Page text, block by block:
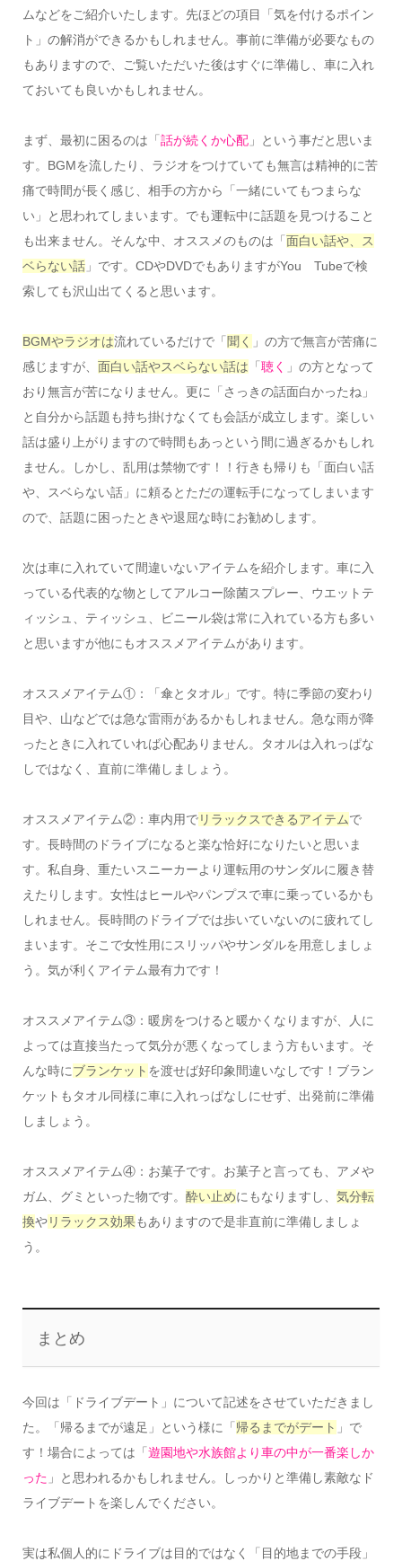
ムなどをご紹介いたします。先ほどの項目「気を付けるポイン
ト」の解消ができるかもしれません。事前に準備が必要なもの
もありますので、ご覧いただいた後はすぐに準備し、車に入れ
ておいても良いかもしれません。
まず、最初に困るのは「話が続くか心配」という事だと思いま
す。BGMを流したり、ラジオをつけていても無言は精神的に苦
痛で時間が長く感じ、相手の方から「一緒にいてもつまらな
い」と思われてしまいます。でも運転中に話題を見つけること
も出来ません。そんな中、オススメのものは「面白い話や、ス
ベらない話」です。CDやDVDでもありますがYou Tubeで検
索しても沢山出てくると思います。
BGMやラジオは流れているだけで「聞く
」の方で無言が苦痛に
感じますが、 面白い話やスベらない話は 「聴く
」の方となって
おり無言が苦になりません。更に「さっきの話面白かったね」
と自分から話題も持ち掛けなくても会話が成立します。楽しい
話は盛り上がりますので時間もあっという間に過ぎるかもしれ
ません。しかし、乱用は禁物です！！行きも帰りも「面白い話
や、スベらない話」に頼るとただの運転手になってしまいます
ので、話題に困ったときや退屈な時にお勧めします。
次は車に入れていて間違いないアイテムを紹介します。車に入
っている代表的な物としてアルコー除菌スプレー、ウエットテ
ィッシュ、ティッシュ、ビニール袋は常に入れている方も多い
と思いますが他にもオススメアイテムがあります。
オススメアイテム①：「傘とタオル」です。特に季節の変わり
目や、山などでは急な雷雨があるかもしれません。急な雨が降
ったときに入れていれば心配ありません。タオルは入れっぱな
しではなく、直前に準備しましょう。
オススメアイテム②：車内用でリラックスできるアイテムで
す。長時間のドライブになると楽な恰好になりたいと思いま
す。私自身、重たいスニーカーより運転用のサンダルに履き替
えたりします。女性はヒールやパンプスで車に乗っているかも
しれません。長時間のドライブでは歩いていないのに疲れてし
まいます。そこで女性用にスリッパやサンダルを用意しましょ
う。気が利くアイテム最有力です！
オススメアイテム③：暖房をつけると暖かくなりますが、人に
よっては直接当たって気分が悪くなってしまう方もいます。そ
んな時にブランケット を渡せば好印象間違いなしです！ブラン
ケットもタオル同様に車に入れっぱなしにせず、出発前に準備
しましょう。
オススメアイテム④：お菓子です。お菓子と言っても、アメや
ガム、グミといった物です。 酔い止めにもなりますし、 気分転
換やリラックス効果もありますので是非直前に準備しましょ
う。
まとめ
今回は「ドライブデート」について記述をさせていただきまし
た。「帰るまでが遠足」という様に「帰るまでがデート 」で
す！場合によっては「遊園地や水族館より車の中が一番楽しか
った 」と思われるかもしれません。しっかりと準備し素敵なド
ライブデートを楽しんでください。
実は私個人的にドライブは目的ではなく「目的地までの手段」